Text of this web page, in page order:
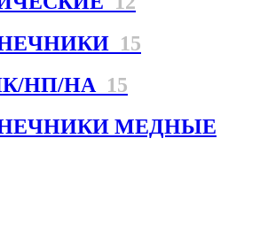
15
НП/НА 15
МЕДНЫЕ